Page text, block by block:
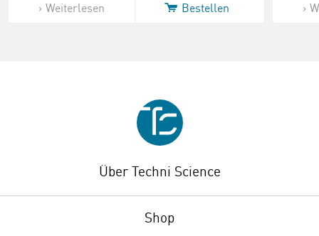
Weiterlesen Bestellen
Über Techni Science
Shop